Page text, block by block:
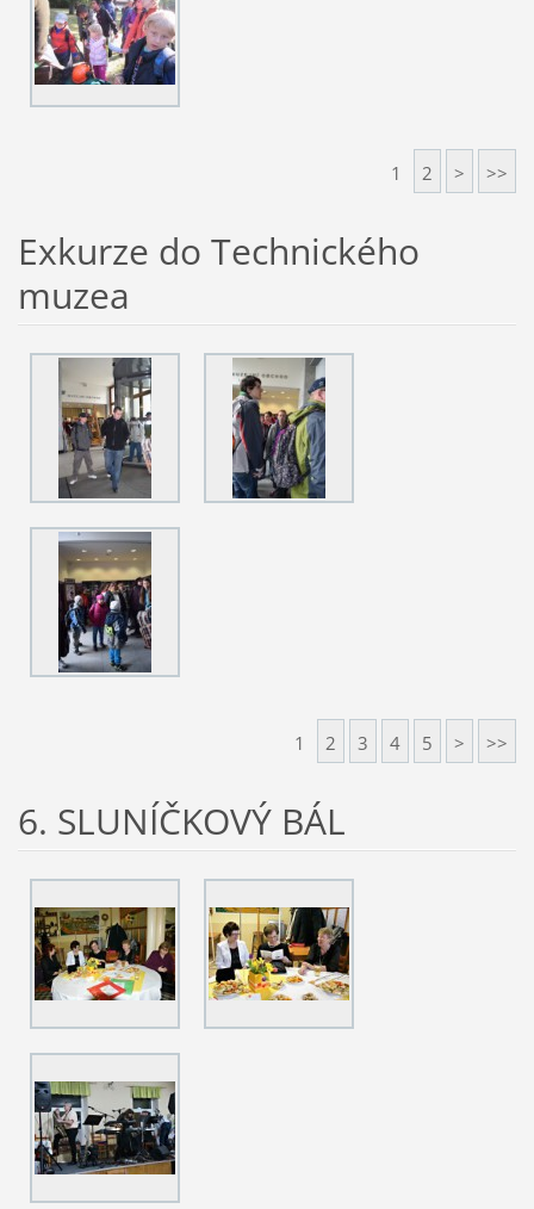
1 2 > >>
Exkurze do Technického
muzea
1 2 3 4 5 > >>
6. SLUNÍČKOVÝ BÁL